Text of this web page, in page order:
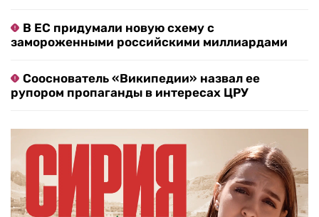
В ЕС придумали новую схему с
замороженными российскими миллиардами
Сооснователь «Википедии» назвал ее
рупором пропаганды в интересах ЦРУ